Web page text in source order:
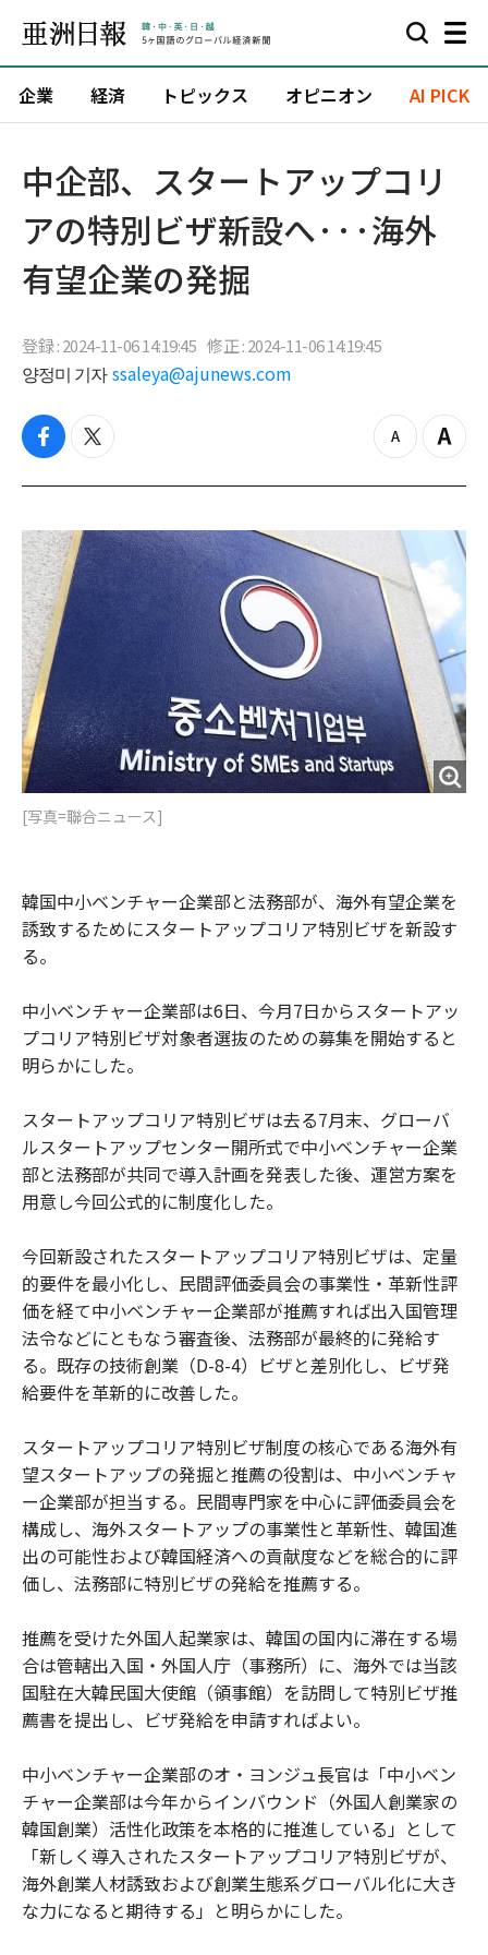
企業 経済 トピックス オピニオン AI PICK
中企部、スタートアップコリ
アの特別ビザ新設へ···海外
有望企業の発掘
登録 : 2024-11-06 14:19:45 修正 : 2024-11-06 14:19:45
양정미 기자 ssaleya@ajunews.com
f
c
b
o
o
k
t
i
t
e
r
z
o
o
Z
o
i
[写真=聯合ニュース]
韓国中小ベンチャー企業部と法務部が、海外有望企業を
誘致するためにスタートアップコリア特別ビザを新設す
る。
中小ベンチャー企業部は6日、今月7日からスタートアッ
プコリア特別ビザ対象者選抜のための募集を開始すると
明らかにした。
スタートアップコリア特別ビザは去る7月末、グローバ
ルスタートアップセンター開所式で中小ベンチャー企業
部と法務部が共同で導入計画を発表した後、運営方案を
用意し今回公式的に制度化した。
今回新設されたスタートアップコリア特別ビザは、定量
的要件を最小化し、民間評価委員会の事業性・革新性評
価を経て中小ベンチャー企業部が推薦すれば出入国管理
法令などにともなう審査後、法務部が最終的に発給す
る。既存の技術創業（D-8-4）ビザと差別化し、ビザ発
給要件を革新的に改善した。
スタートアップコリア特別ビザ制度の核心である海外有
望スタートアップの発掘と推薦の役割は、中小ベンチャ
ー企業部が担当する。民間専門家を中心に評価委員会を
構成し、海外スタートアップの事業性と革新性、韓国進
出の可能性および韓国経済への貢献度などを総合的に評
価し、法務部に特別ビザの発給を推薦する。
推薦を受けた外国人起業家は、韓国の国内に滞在する場
合は管轄出入国・外国人庁（事務所）に、海外では当該
国駐在大韓民国大使館（領事館）を訪問して特別ビザ推
薦書を提出し、ビザ発給を申請すればよい。
中小ベンチャー企業部のオ・ヨンジュ長官は「中小ベン
チャー企業部は今年からインバウンド（外国人創業家の
韓国創業）活性化政策を本格的に推進している」として
「新しく導入されたスタートアップコリア特別ビザが、
海外創業人材誘致および創業生態系グローバル化に大き
な力になると期待する」と明らかにした。